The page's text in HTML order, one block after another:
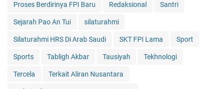
Proses Berdirinya FPI Baru Redaksional Santri
Sejarah Pao An Tui silaturahmi
Silaturahmi HRS Di Arab Saudi SKT FPI Lama Sport
Sports Tabligh Akbar Tausiyah Tekhnologi
Tercela Terkait Aliran Nusantara